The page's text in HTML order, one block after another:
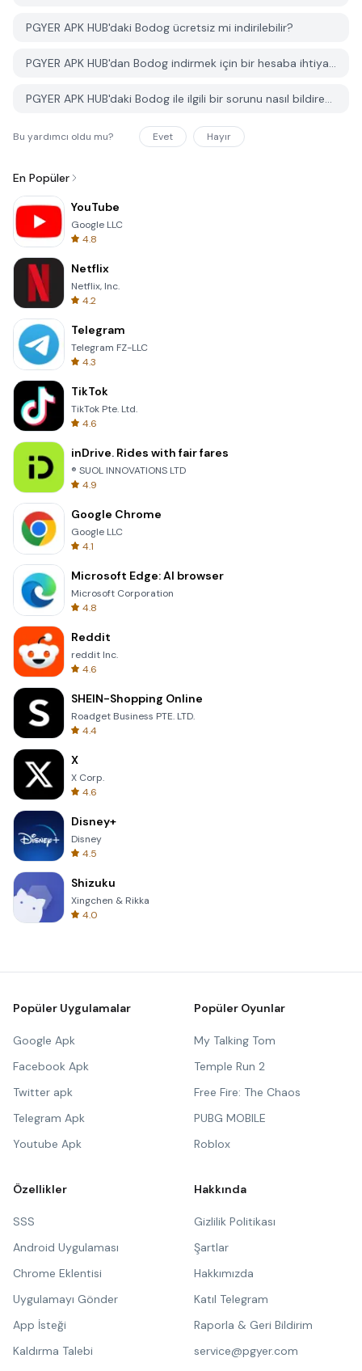
PGYER APK HUB'daki Bodog ücretsiz mi indirilebilir?
PGYER APK HUB'dan Bodog indirmek için bir hesaba ihtiyacım var mı?
PGYER APK HUB'daki Bodog ile ilgili bir sorunu nasıl bildirebilirim?
Bu yardımcı oldu mu? Evet Hayır
En Popüler
YouTube
Google LLC
4.8
Netflix
Netflix, Inc.
4.2
Telegram
Telegram FZ-LLC
4.3
TikTok
TikTok Pte. Ltd.
4.6
inDrive. Rides with fair fares
® SUOL INNOVATIONS LTD
4.9
Google Chrome
Google LLC
4.1
Microsoft Edge: AI browser
Microsoft Corporation
4.8
Reddit
reddit Inc.
4.6
SHEIN-Shopping Online
Roadget Business PTE. LTD.
4.4
X
X Corp.
4.6
Disney+
Disney
4.5
Shizuku
Xingchen & Rikka
4.0
Popüler Uygulamalar
Google Apk
Facebook Apk
Twitter apk
Telegram Apk
Youtube Apk
Popüler Oyunlar
My Talking Tom
Temple Run 2
Free Fire: The Chaos
PUBG MOBILE
Roblox
Özellikler
SSS
Android Uygulaması
Chrome Eklentisi
Uygulamayı Gönder
App İsteği
Kaldırma Talebi
Hakkında
Gizlilik Politikası
Şartlar
Hakkımızda
Katıl Telegram
Raporla & Geri Bildirim
service@pgyer.com